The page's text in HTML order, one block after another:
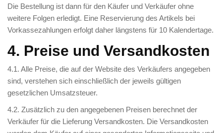
Die Bestellung ist dann für den Käufer und Verkäufer ohne
weitere Folgen erledigt. Eine Reservierung des Artikels bei
Vorkassezahlungen erfolgt daher längstens für 10 Kalendertage.
4. Preise und Versandkosten
4.1. Alle Preise, die auf der Website des Verkäufers angegeben
sind, verstehen sich einschließlich der jeweils gültigen
gesetzlichen Umsatzsteuer.
4.2. Zusätzlich zu den angegebenen Preisen berechnet der
Verkäufer für die Lieferung Versandkosten. Die Versandkosten